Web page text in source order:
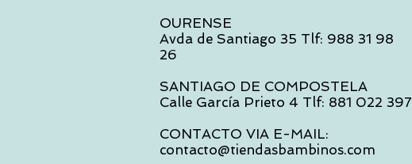
OURENSE
Avda de Santiago 35 Tlf: 988 31 98
26
SANTIAGO DE COMPOSTELA
Calle García Prieto 4 Tlf: 881 022 397
CONTACTO VIA E-MAIL:
contacto@tiendasbambinos.com